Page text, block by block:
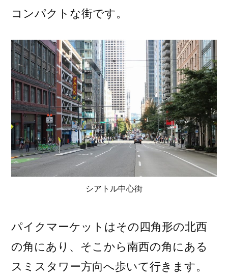
コンパクトな街です。
シアトル中心街
パイクマーケットはその四角形の北西
の角にあり、そこから南西の角にある
スミスタワー方向へ歩いて行きます。